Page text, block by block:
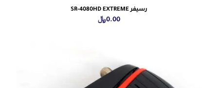
رسيفر SR-4080HD EXTREME
0.00﷼